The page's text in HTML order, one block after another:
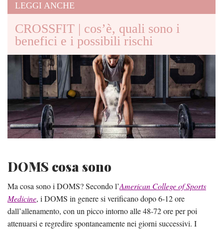
LEGGI ANCHE
CROSSFIT | cos’è, quali sono i
benefici e i possibili rischi
DOMS cosa sono
Ma cosa sono i DOMS? Secondo l’American College of Sports
Medicine, i DOMS in genere si verificano dopo 6-12 ore
dall’allenamento, con un picco intorno alle 48-72 ore per poi
attenuarsi e regredire spontaneamente nei giorni successivi. I